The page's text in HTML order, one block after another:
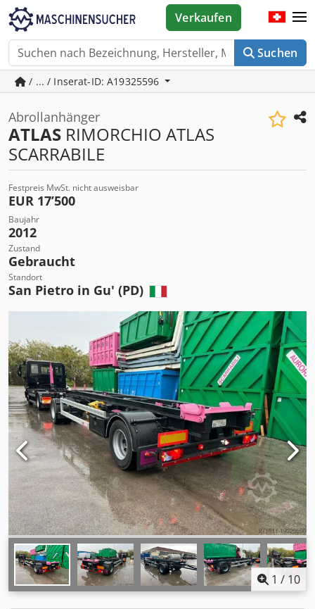
Suchen
Verkaufen
/ ... / Inserat-ID: A19325596
Abrollanhänger
ATLAS RIMORCHIO ATLAS
SCARRABILE
Festpreis MwSt. nicht ausweisbar
EUR 17’500
Baujahr
2012
Zustand
Gebraucht
Standort
San Pietro in Gu' (PD)
1 / 10